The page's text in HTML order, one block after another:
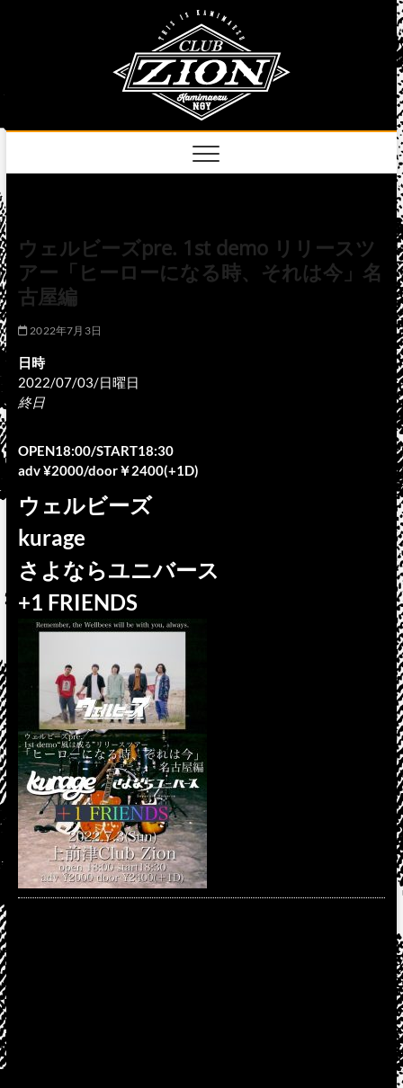
ウェルビーズpre. 1st demo リリースツ
アー「ヒーローになる時、それは今」名
古屋編
2022年7月3日
日時
2022/07/03/日曜日
終日
OPEN18:00/START18:30
adv ¥2000/door￥2400(+1D)
ウェルビーズ
kurage
さよならユニバース
+1 FRIENDS